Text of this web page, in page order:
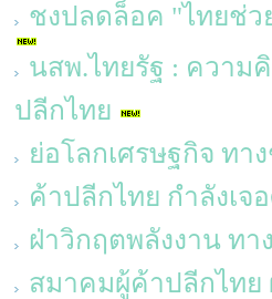
ชงปลดล็อค "ไทยช่ว
นสพ.ไทยรัฐ : ควา
ปลีกไทย
ย่อโลกเศรษฐกิจ ทา
ค้าปลีกไทย กำลังเ
ฝ่าวิกฤตพลังงาน ทา
สมาคมผู้ค้าปลีกไท